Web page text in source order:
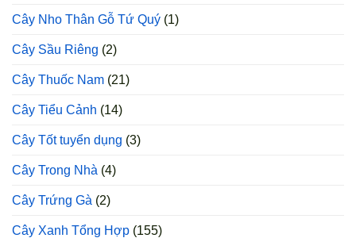
Cây Nho Thân Gỗ Tứ Quý (1)
Cây Sầu Riêng (2)
Cây Thuốc Nam (21)
Cây Tiểu Cảnh (14)
Cây Tốt tuyển dụng (3)
Cây Trong Nhà (4)
Cây Trứng Gà (2)
Cây Xanh Tổng Hợp (155)